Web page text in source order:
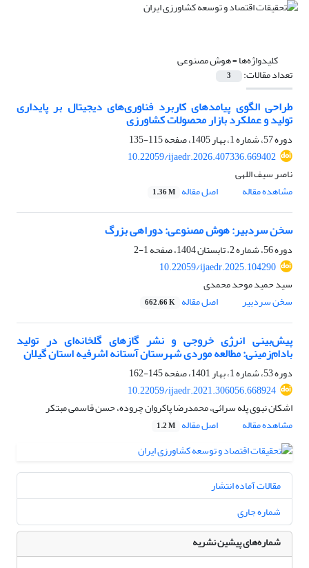
کلیدواژه‌ها =هوش مصنوعی
تعداد مقالات: 3
طراحی الگوی پیامدهای کاربرد فناوری‌های دیجیتال بر پایداری
تولید و عملکرد بازار محصولات کشاورزی
دوره 57، شماره 1، بهار 1405، صفحه
115-135
10.22059/ijaedr.2026.407336.669402
ناصر سیف اللهی
مشاهده مقاله
اصل مقاله 1.36 M
سخن سردبیر: هوش مصنوعی: دوراهی بزرگ
دوره 56، شماره 2، تابستان 1404، صفحه
1-2
10.22059/ijaedr.2025.104290
سید حمید موحد محمدی
سخن سردبیر
اصل مقاله 662.66 K
پیش‌بینی انرژی خروجی و نشر گازهای گلخانه‌ای در تولید
بادام‌زمینی: مطالعه موردی شهرستان آستانه اشرفیه استان گیلان
دوره 53، شماره 1، بهار 1401، صفحه
145-162
10.22059/ijaedr.2021.306056.668924
اشکان نبوی پله سرائی، محمدرضا پاکروان چروده، حسن قاسمی مبتکر
مشاهده مقاله
اصل مقاله 1.2 M
مقالات آماده انتشار
شماره جاری
شماره‌های پیشین نشریه